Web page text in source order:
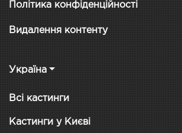
Політика конфіденційності
Видалення контенту
Україна
Всі кастинги
Кастинги у Києві